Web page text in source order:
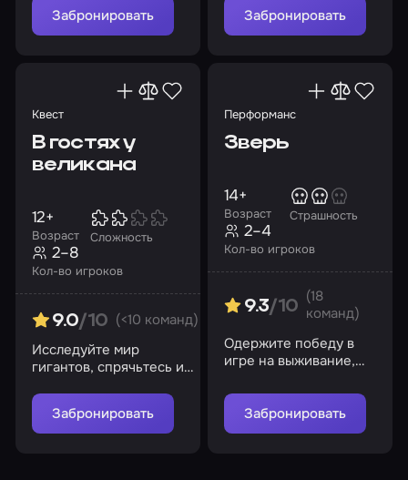
Забронировать
Забронировать
Квест
В гостях у
великана
Возраст
12+
Сложность
Кол-во игроков
2–8
9.0/10 (<10 команд)
Исследуйте мир
гигантов, спрячьтесь и
Забронировать
Перформанс
Зверь
Возраст
14+
Страшность
Кол-во игроков
2–4
9.3/10
(18
команд)
Одержите победу в
игре на выживание,
заключения!
Забронировать